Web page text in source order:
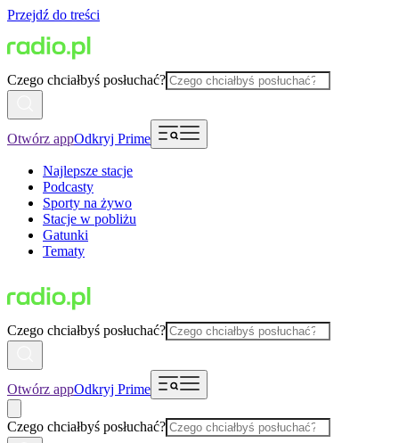
Przejdź do treści
Czego chciałbyś posłuchać?
Otwórz appOdkryj Prime
Najlepsze stacje
Podcasty
Sporty na żywo
Stacje w pobliżu
Gatunki
Tematy
Czego chciałbyś posłuchać?
Otwórz appOdkryj Prime
Czego chciałbyś posłuchać?